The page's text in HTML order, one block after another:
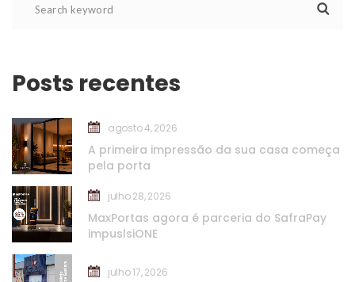
Posts recente
agosto 4, 2026
A primeira impressão da sua casa começa
pela porta
julho 28, 2026
MaxPortas agora é parceria do SafraPay
impuslsiONE
julho 17, 2026